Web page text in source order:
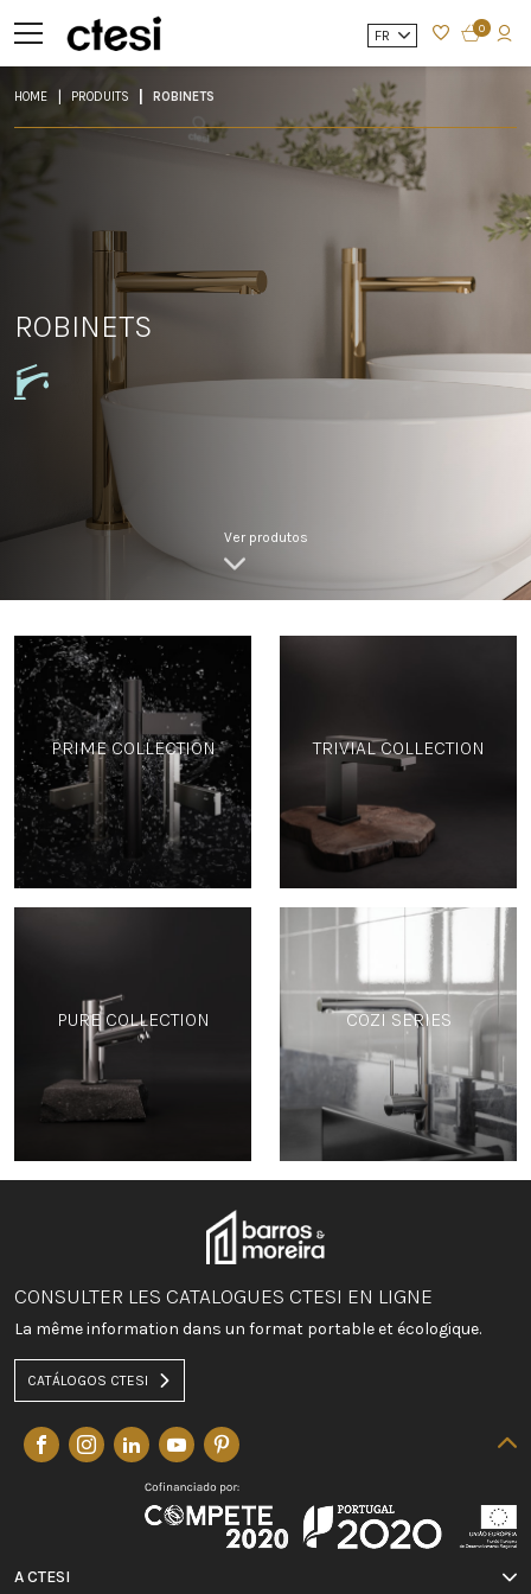
FR 0
HOME PRODUITS ROBINETS
ROBINETS
Ver produtos
PRIME COLLECTION TRIVIAL COLLECTION
PURE COLLECTION COZI SERIES
CONSULTER LES CATALOGUES CTESI EN LIGNE
La même information dans un format portable et écologique.
CATÁLOGOS CTESI
A CTESI